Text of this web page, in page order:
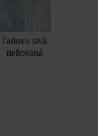
ľadovo sivá
tieňovaná